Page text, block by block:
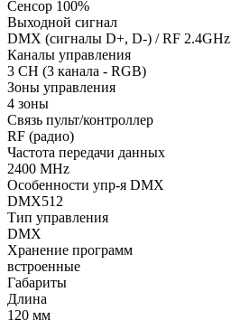
Сенсор 100%
Выходной сигнал
DMX (сигналы D+, D-) / RF 2.4GHz
Каналы управления
3 CH (3 канала - RGB)
Зоны управления
4 зоны
Связь пульт/контроллер
RF (радио)
Частота передачи данных
2400 MHz
Особенности упр-я DMX
DMX512
Тип управления
DMX
Хранение программ
встроенные
Габариты
Длина
120 мм